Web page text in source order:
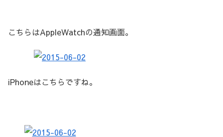
こちらはAppleWatchの通知画面。
iPhoneはこちらですね。